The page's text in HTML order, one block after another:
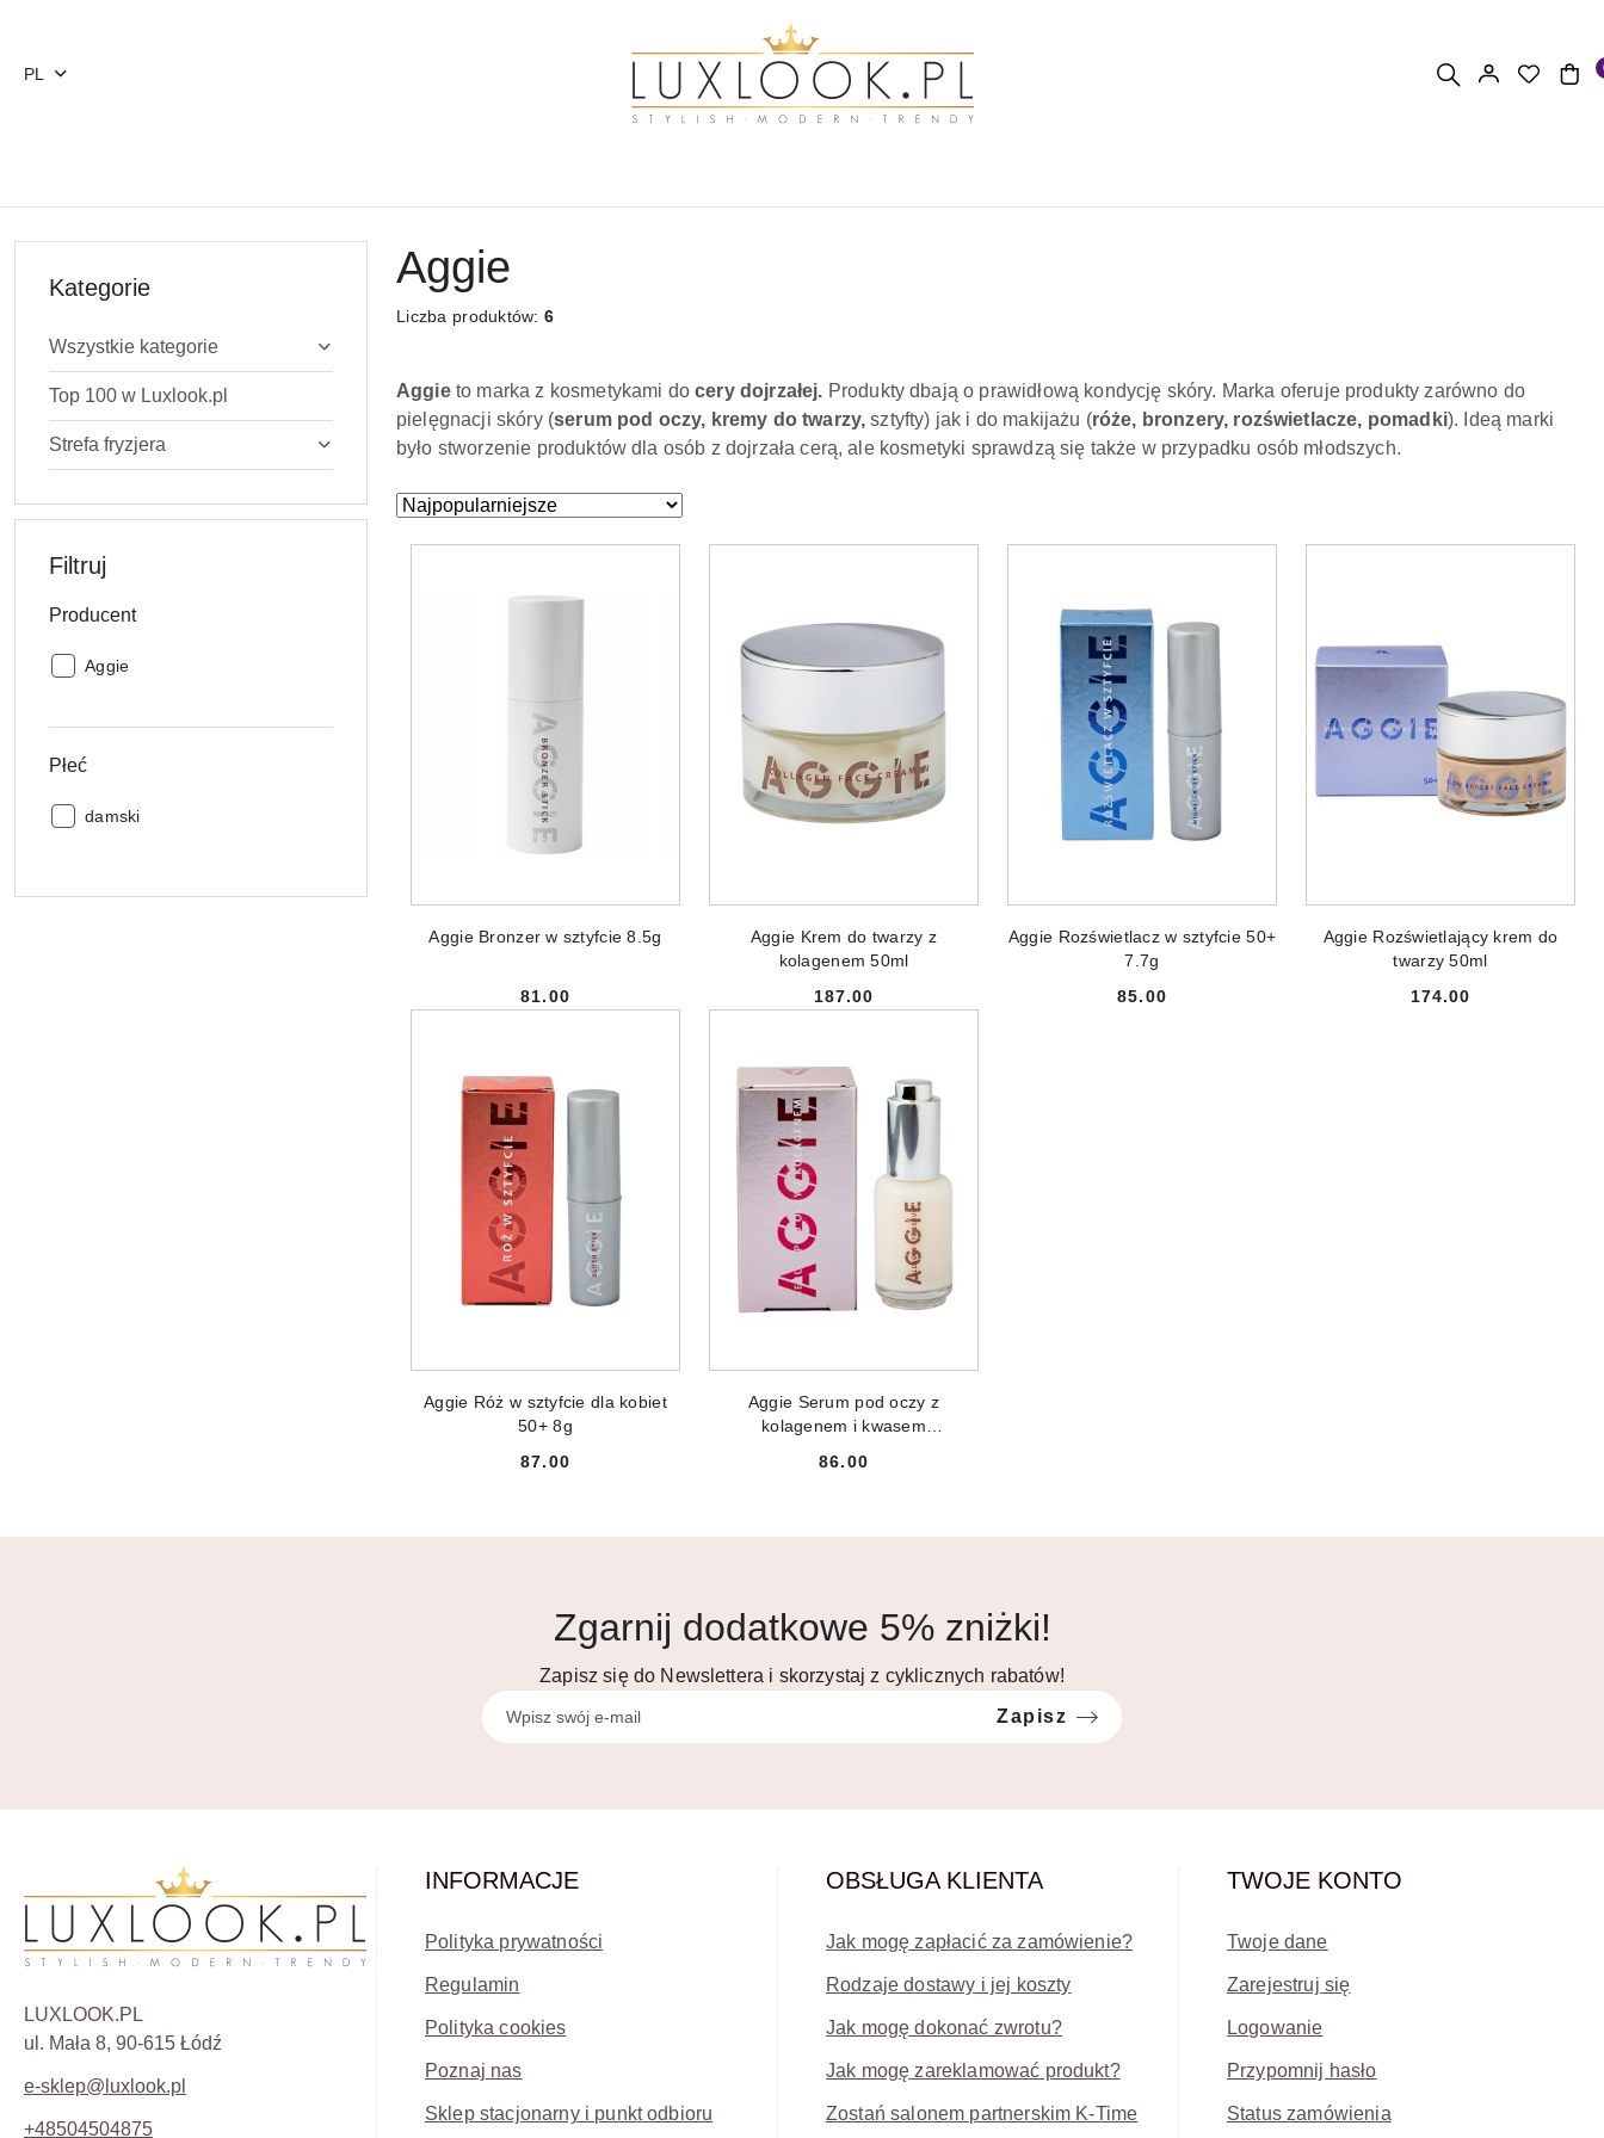
PL
Kategorie
Wszystkie kategorie
Top 100 w Luxlook.pl
Strefa fryzjera
Filtruj
Producent
Producent:
Aggie
Płeć
Płeć:
damski
Aggie
Liczba produktów:6
Aggieto marka z kosmetykami docery dojrzałej. Produkty dbają o prawidłową kondycję skóry. Marka oferuje produkty zarówno do
pielęgnacji skóry (serum pod oczy, kremy do twarzy, sztyfty) jak i do makijażu (róże, bronzery, rozświetlacze, pomadki). Ideą marki
było stworzenie produktów dla osób z dojrzała cerą, ale kosmetyki sprawdzą się także w przypadku osób młodszych.
Zastosowano
Sortuj
Aggie Bronzer w sztyfcie 8.5g
Cena:
81.00
Aggie Krem do twarzy z
kolagenem 50ml
Cena:
187.00
Aggie Rozświetlacz w sztyfcie 50+
7.7g
Cena:
85.00
Aggie Rozświetlający krem do
twarzy 50ml
Cena:
174.00
Aggie Róż w sztyfcie dla kobiet
50+ 8g
Cena:
87.00
Aggie Serum pod oczy z
kolagenem i kwasem
Cena:
86.00
Zgarnij dodatkowe 5% zniżki!
Zapisz się do Newslettera i skorzystaj z cyklicznych rabatów!
Zapisz
LUXLOOK.PL
ul. Mała 8, 90-615 Łódź
e-sklep@luxlook.pl
+48504504875
INFORMACJE
Polityka prywatności
Regulamin
Polityka cookies
Poznaj nas
Sklep stacjonarny i punkt odbioru
OBSŁUGA KLIENTA
Jak mogę zapłacić za zamówienie?
Rodzaje dostawy i jej koszty
Jak mogę dokonać zwrotu?
Jak mogę zareklamować produkt?
Zostań salonem partnerskim K-Time
TWOJE KONTO
Twoje dane
Zarejestruj się
Logowanie
Przypomnij hasło
Status zamówienia